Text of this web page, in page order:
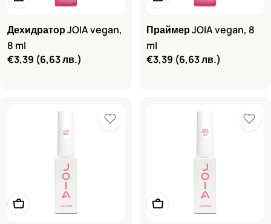
Дехидратор JOIA vegan,
8 ml
Редовна
€3,39 (6,63 лв.)
Праймер JOIA vegan, 8
ml
Редовна
€3,39 (6,63 лв.)
Добави в количката Добави в количката